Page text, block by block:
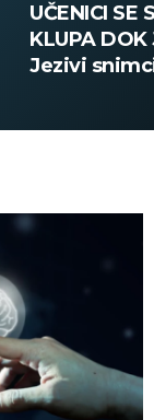
PUCNJAVA
MRTVIH